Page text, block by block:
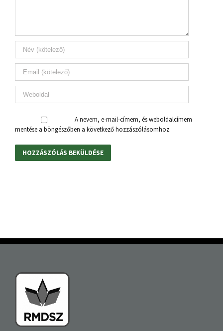
A nevem, e-mail-címem, és weboldalcímem
mentése a böngészőben a következő hozzászólásomhoz.